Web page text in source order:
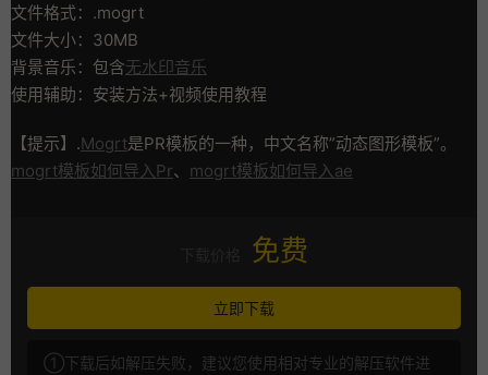
文件格式：.mogrt
文件大小：30MB
背景音乐：包含无水印音乐
使用辅助：安装方法+视频使用教程
【提示】.Mogrt是PR模板的一种，中文名称”动态图形模板”。
mogrt模板如何导入Pr、 mogrt模板如何导入ae
免费
立即下载
①下载后如解压失败，建议您使用相对专业的解压软件进